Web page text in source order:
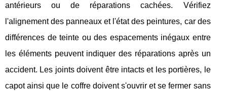
antérieurs ou de réparations cachées. Vérifiez
l'alignement des panneaux et l'état des peintures, car des
différences de teinte ou des espacements inégaux entre
les éléments peuvent indiquer des réparations après un
accident. Les joints doivent être intacts et les portières, le
capot ainsi que le coffre doivent s'ouvrir et se fermer sans